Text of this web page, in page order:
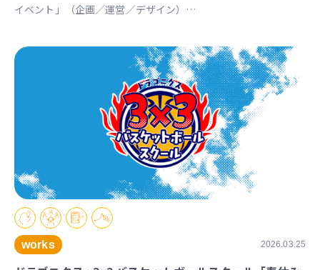
イベント」（企画／運営／デザイン）
works 2026.03.25